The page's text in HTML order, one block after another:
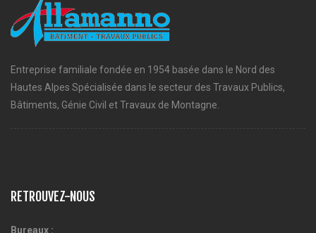
Entreprise familiale fondée en 1954 basée dans le Nord des
Hautes Alpes Spécialisée dans le secteur des Travaux Publics,
Bâtiments, Génie Civil et Travaux de Montagne.
RETROUVEZ-NOUS
Bureaux :